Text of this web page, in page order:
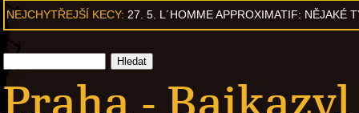
NEJCHYTŘEJŠÍ KECY: 27. 5. L´HOMME APPROXIMATIF: NĚJAKÉ